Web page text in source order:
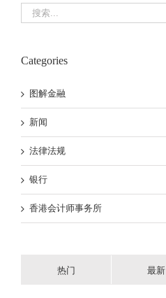
Categories
图解金融
新闻
法律法规
银行
香港会计师事务所
热门 最新